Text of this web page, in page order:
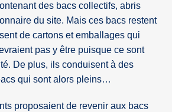
des bacs collectifs, abris
du site. Mais ces bacs restent
de cartons et emballages qui
pas y être puisque ce sont
De plus, ils conduisent à des
qui sont alors pleins…
proposaient de revenir aux bacs